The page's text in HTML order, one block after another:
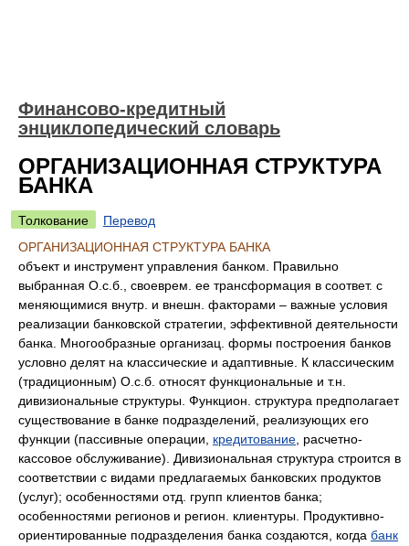
Финансово-кредитный
энциклопедический словарь
ОРГАНИЗАЦИОННАЯ СТРУКТУРА
БАНКА
Толкование
Перевод
ОРГАНИЗАЦИОННАЯ СТРУКТУРА БАНКА
объект и инструмент управления банком. Правильно
выбранная О.с.б., своеврем. ее трансформация в соответ. с
меняющимися внутр. и внешн. факторами – важные условия
реализации банковской стратегии, эффективной деятельности
банка. Многообразные организац. формы построения банков
условно делят на классические и адаптивные. К классическим
(традиционным) О.с.б. относят функциональные и т.н.
дивизиональные структуры. Функцион. структура предполагает
существование в банке подразделений, реализующих его
функции (пассивные операции, кредитование , расчетно-
кассовое обслуживание). Дивизиональная структура строится в
соответствии с видами предлагаемых банковских продуктов
(услуг); особенностями отд. групп клиентов банка;
особенностями регионов и регион. клиентуры. Продуктивно-
ориентированные подразделения банка создаются, когда банк